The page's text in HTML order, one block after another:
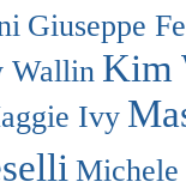
Giuseppe
Wallin Kim
Ivy
Michele